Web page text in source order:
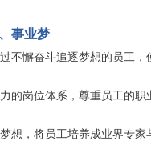
事业梦
不懈奋斗追逐梦想的员工
的岗位体系，尊重员工的
想，将员工培养成业界专家